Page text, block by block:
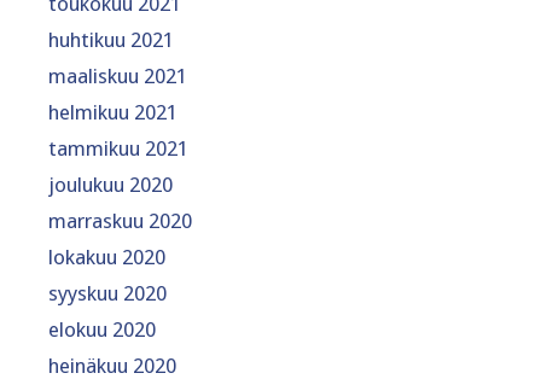
huhtikuu 2021
maaliskuu 2021
helmikuu 2021
tammikuu 2021
joulukuu 2020
marraskuu 2020
lokakuu 2020
syyskuu 2020
elokuu 2020
heinäkuu 2020